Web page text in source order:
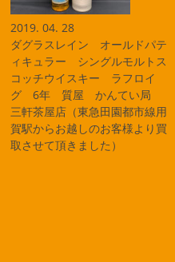
2019. 04. 28
ダグラスレイン オールドパテ
ィキュラー シングルモルトス
コッチウイスキー ラフロイ
グ 6年 質屋 かんてい局
三軒茶屋店（東急田園都市線用
賀駅からお越しのお客様より買
取させて頂きました）